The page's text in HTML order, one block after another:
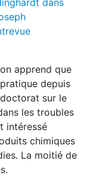
dans
apprend que
depuis
sur le
les troubles
intéressé
chimiques
La moitié de